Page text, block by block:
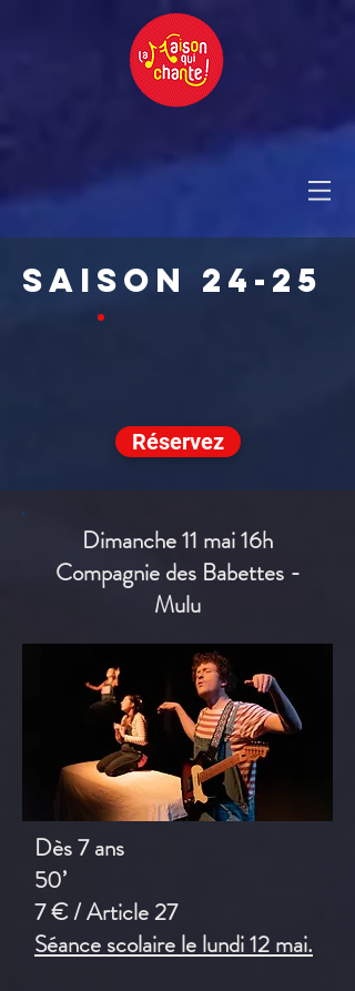
SAISON 24-25
Réservez
Dimanche 11 mai 16h
Compagnie des Babettes -
Mulu
Dès 7 ans
50’
7 € / Article 27
Séance scolaire le lundi 12 mai.